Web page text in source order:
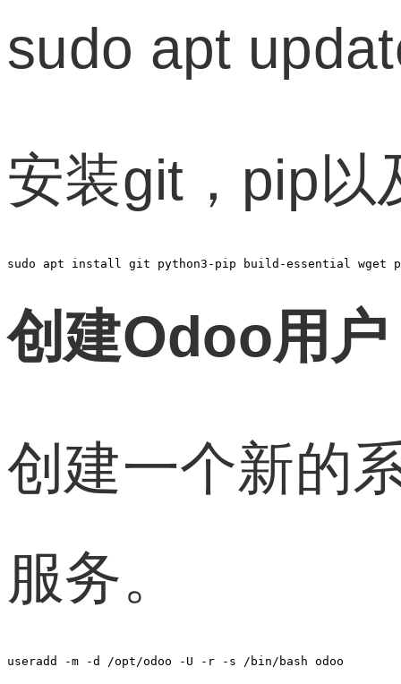
sudo apt
安装git，pip以
sudo apt install git python3-pip build-essential wget
创建Odoo用户
创建一个新的
服务。
useradd -m -d /opt/odoo -U -r -s /bin/bash odoo